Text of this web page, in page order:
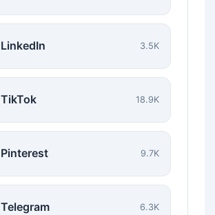
LinkedIn 3.5K
TikTok 18.9K
Pinterest 9.7K
Telegram 6.3K